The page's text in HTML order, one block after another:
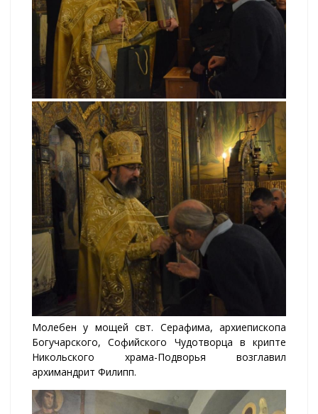
Молебен у мощей свт. Серафима, архиепископа
Богучарского, Софийского Чудотворца в крипте
Никольского храма-Подворья возглавил
архимандрит Филипп.